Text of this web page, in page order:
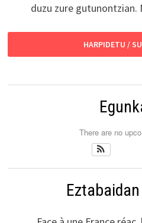
duzu zure gutunontzian.
HARPIDETU /
There are no